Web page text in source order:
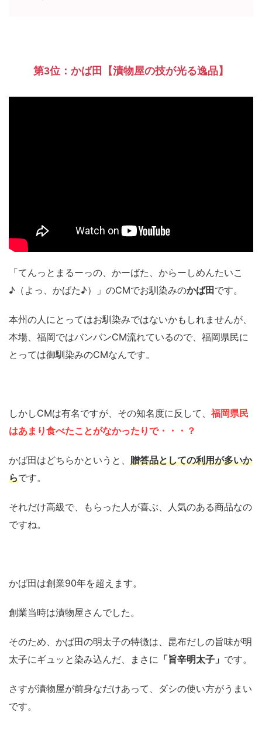
第3位：かば田【漬物屋の技が光る逸品】
「てんっとまるーっの、かーばた、からーしめんたいこ
♪（よっ、かばた♪）」のCMでお馴染みのかば田です。
本州の人にとってはお馴染みではないかもしれませんが、
本場、福岡ではバンバンCM流れているので、福岡県民に
とっては御馴染みのCMなんです。
しかしCMは有名ですが、その知名度に反して、 福岡県民
はあまり食べたことがなかったりで・・・？
かば田はどちらかというと、 贈答品としての利用が多いか
らです。
それだけ高級で、もらった人が喜ぶ、人気のある商品なの
ですね。
かば田は創業90年を超えます。
創業当時は漬物屋さんでした。
そのため、かば田の明太子の特徴は、昆布だしの旨味が明
太子にギュッと染み込んだ、まさに 「旨辛明太子」 です。
さすが漬物屋が前身なだけあって、ダシの使い方がうまい
です。